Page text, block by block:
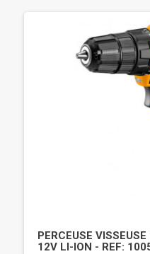
PERCEUSE
12V LI-ION - REF: